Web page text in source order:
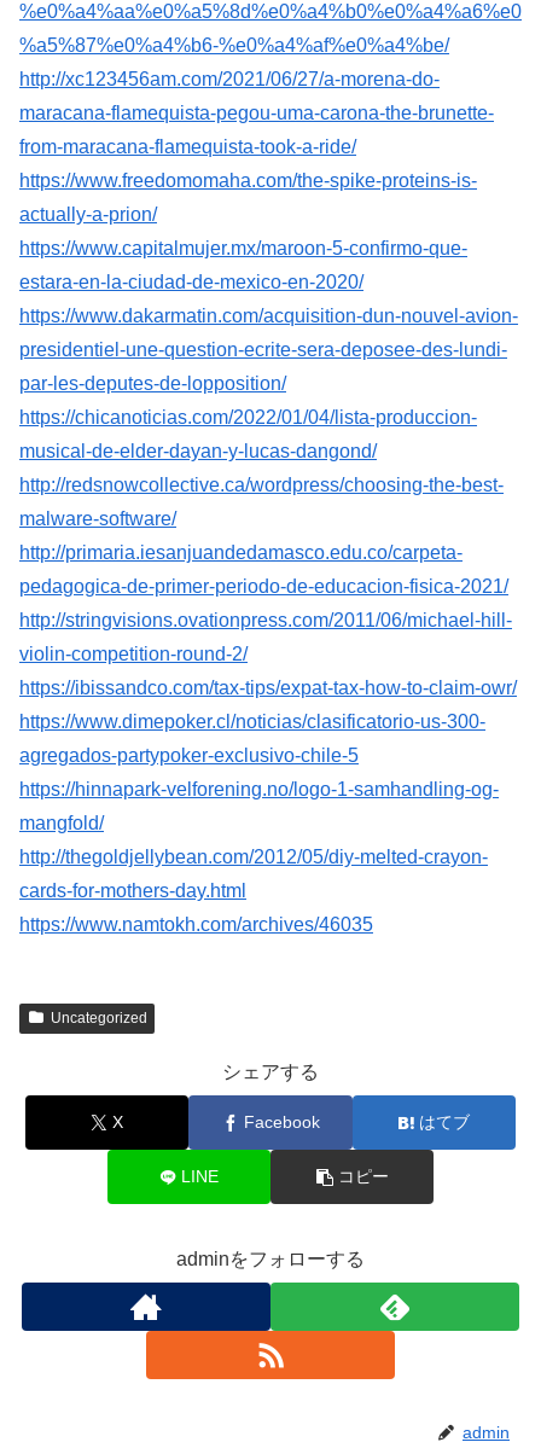
%e0%a4%aa%e0%a5%8d%e0%a4%b0%e0%a4%a6%e0
%a5%87%e0%a4%b6-%e0%a4%af%e0%a4%be/
http://xc123456am.com/2021/06/27/a-morena-do-
maracana-flamequista-pegou-uma-carona-the-brunette-
from-maracana-flamequista-took-a-ride/
https://www.freedomomaha.com/the-spike-proteins-is-
actually-a-prion/
https://www.capitalmujer.mx/maroon-5-confirmo-que-
estara-en-la-ciudad-de-mexico-en-2020/
https://www.dakarmatin.com/acquisition-dun-nouvel-avion-
presidentiel-une-question-ecrite-sera-deposee-des-lundi-
par-les-deputes-de-lopposition/
https://chicanoticias.com/2022/01/04/lista-produccion-
musical-de-elder-dayan-y-lucas-dangond/
http://redsnowcollective.ca/wordpress/choosing-the-best-
malware-software/
http://primaria.iesanjuandedamasco.edu.co/carpeta-
pedagogica-de-primer-periodo-de-educacion-fisica-2021/
http://stringvisions.ovationpress.com/2011/06/michael-hill-
violin-competition-round-2/
https://ibissandco.com/tax-tips/expat-tax-how-to-claim-owr/
https://www.dimepoker.cl/noticias/clasificatorio-us-300-
agregados-partypoker-exclusivo-chile-5
https://hinnapark-velforening.no/logo-1-samhandling-og-
mangfold/
http://thegoldjellybean.com/2012/05/diy-melted-crayon-
cards-for-mothers-day.html
https://www.namtokh.com/archives/46035
Uncategorized
シェアする
X Facebook はてブ
LINE コピー
adminをフォローする
admin